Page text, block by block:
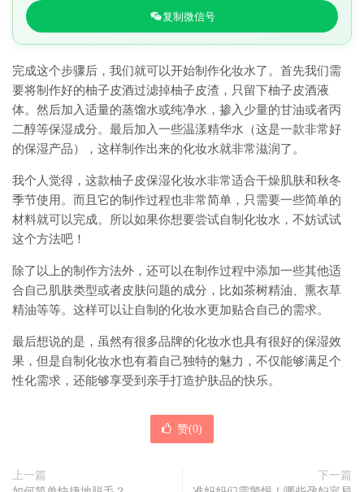
复制微信号
完成这个步骤后，我们就可以开始制作化妆水了。首先我们需
要将制作好的柚子皮酒过滤掉柚子皮渣，只留下柚子皮酒液
体。然后加入适量的蒸馏水或纯净水，掺入少量的甘油或者丙
二醇等保湿成分。最后加入一些温漾精华水（这是一款非常好
的保湿产品），这样制作出来的化妆水就非常滋润了。
我个人觉得，这款柚子皮保湿化妆水非常适合干燥肌肤和秋冬
季节使用。而且它的制作过程也非常简单，只需要一些简单的
材料就可以完成。所以如果你想要尝试自制化妆水，不妨试试
这个方法吧！
除了以上的制作方法外，还可以在制作过程中添加一些其他适
合自己肌肤类型或者皮肤问题的成分，比如茶树精油、熏衣草
精油等等。这样可以让自制的化妆水更加贴合自己的需求。
最后想说的是，虽然有很多品牌的化妆水也具有很好的保湿效
果，但是自制化妆水也有着自己独特的魅力，不仅能够满足个
性化需求，还能够享受到亲手打造护肤品的快乐。
赞(0)
上一篇
下一篇